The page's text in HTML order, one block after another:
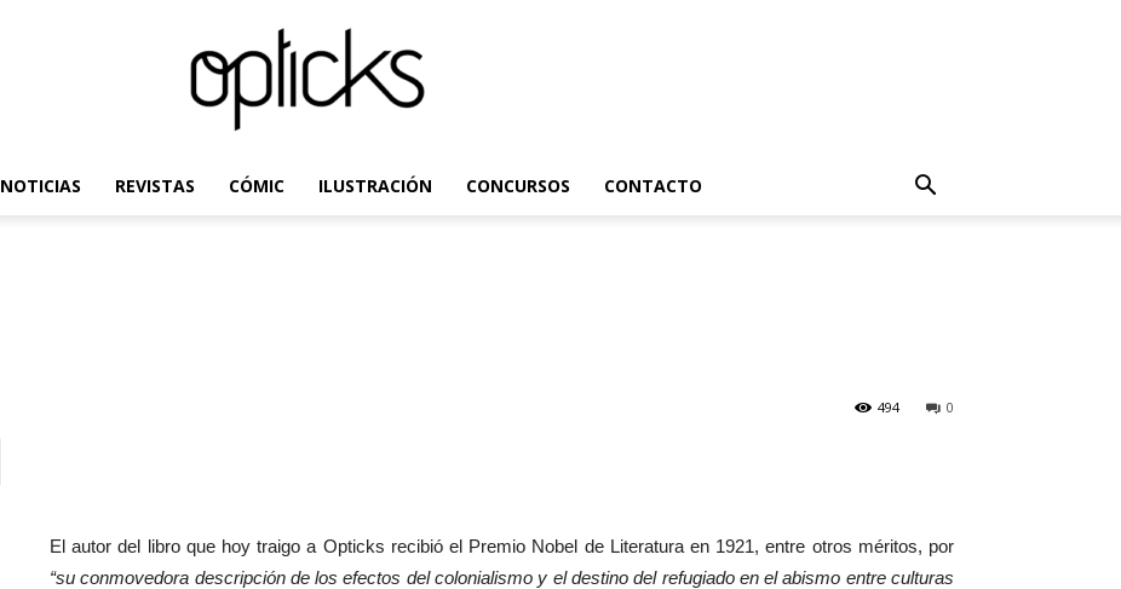
NOTICIAS REVISTAS CÓMIC ILUSTRACIÓN CONCURSOS CONTACTO
0
494
El autor del libro que hoy traigo a Opticks recibió el Premio Nobel de Literatura en 1921, entre otros méritos, por
“su conmovedora descripción de los efectos del colonialismo y el destino del refugiado en el abismo entre culturas